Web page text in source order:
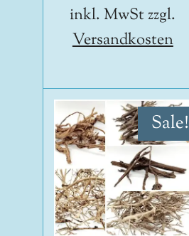
inkl. MwSt zzgl.
Versandkosten
Sale!